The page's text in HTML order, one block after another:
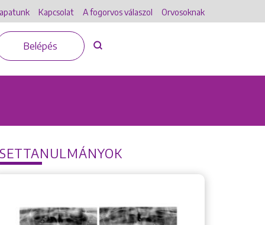
Kapcsolat A fogorvos válaszol Orvosoknak
Belépés